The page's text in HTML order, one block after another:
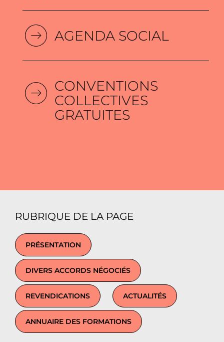
AGENDA SOCIAL
CONVENTIONS
COLLECTIVES
GRATUITES
RUBRIQUE DE LA PAGE
PRÉSENTATION
DIVERS ACCORDS NÉGOCIÉS
REVENDICATIONS ACTUALITÉS
ANNUAIRE DES FORMATIONS